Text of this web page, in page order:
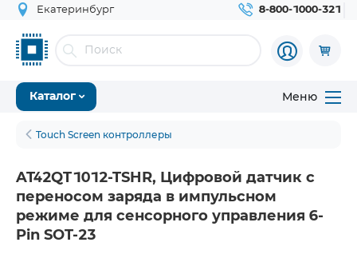
Екатеринбург 8-800-1000-321
Каталог Меню
Touch Screen контроллеры
AT42QT1012-TSHR, Цифровой датчик с
переносом заряда в импульсном
режиме для сенсорного управления 6-
Pin SOT-23